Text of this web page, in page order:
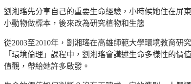
劉湘瑤先分享自己的重要生命經驗，小時候她住在屏
小動物做標本，後來改為研究植物和生態
從2003至2010年，劉湘瑤在高雄師範大學環境教育
「環境倫理」課程中，劉湘瑤會講述生命多樣性的價
值觀，帶給她許多啟發。